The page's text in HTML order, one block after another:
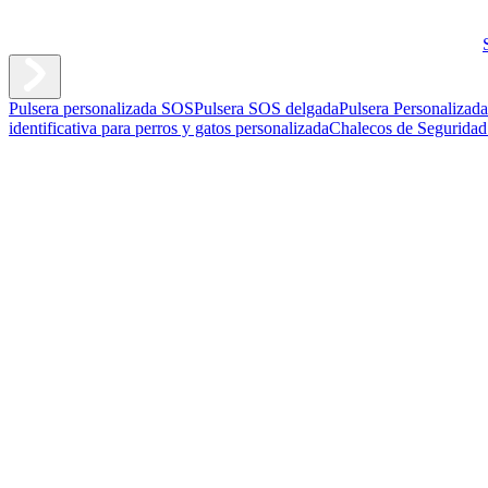
Pulsera personalizada SOSPulsera SOS delgadaPulsera
identificativa para perros y gatos personalizadaChalecos de